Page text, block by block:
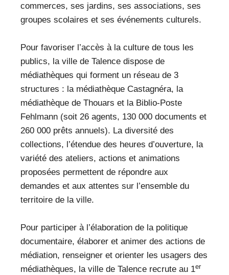
OFFRES D’EMPLOIS
commerces, ses jardins, ses associations, ses
groupes scolaires et ses événements culturels.
Pour favoriser l’accès à la culture de tous les
publics, la ville de Talence dispose de
médiathèques qui forment un réseau de 3
structures : la médiathèque Castagnéra, la
médiathèque de Thouars et la Biblio-Poste
Fehlmann (soit 26 agents, 130 000 documents et
260 000 prêts annuels). La diversité des
collections, l’étendue des heures d’ouverture, la
variété des ateliers, actions et animations
proposées permettent de répondre aux
demandes et aux attentes sur l’ensemble du
territoire de la ville.
Pour participer à l’élaboration de la politique
documentaire, élaborer et animer des actions de
médiation, renseigner et orienter les usagers des
médiathèques, la ville de Talence recrute au 1er